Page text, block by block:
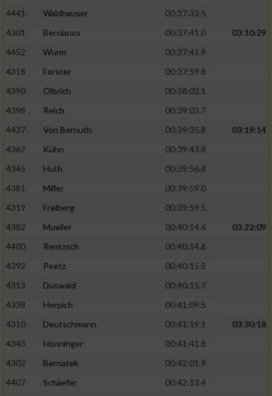
4441
Waldhauser
00:37:33.5
4301
Bercianos 00:37:41.0
03:10:29
4452
Wurm
00:37:41.9
4318
Forster
00:37:59.8
4390
Olbrich
00:38:03.1
4398
Reich
00:39:03.7
4437
Von Bernuth 00:39:35.8
03:19:14
4367
Kühn
00:39:43.8
4345
Huth
00:39:56.4
4381
Miller
00:39:59.0
4319
Freiberg
00:39:59.5
4382
Mueller 00:40:14.6
03:22:09
4400
Rentzsch
00:40:14.6
4392
Peetz
00:40:15.5
4313
Duswald
00:40:15.7
4338
Herpich
00:41:09.5
4310
Deutschmann 00:41:19.1
03:30:18
4343
Hönninger
00:41:41.8
4302
Bernatek
00:42:01.9
4407
Schäefer
00:42:13.4